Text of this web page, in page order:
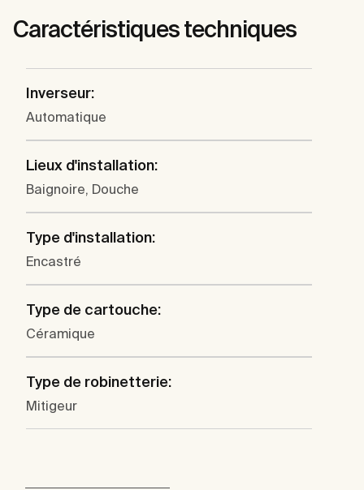
Caractéristiques techniques
Inverseur:
Automatique
Lieux d'installation:
Baignoire, Douche
Type d'installation:
Encastré
Type de cartouche:
Céramique
Type de robinetterie:
Mitigeur